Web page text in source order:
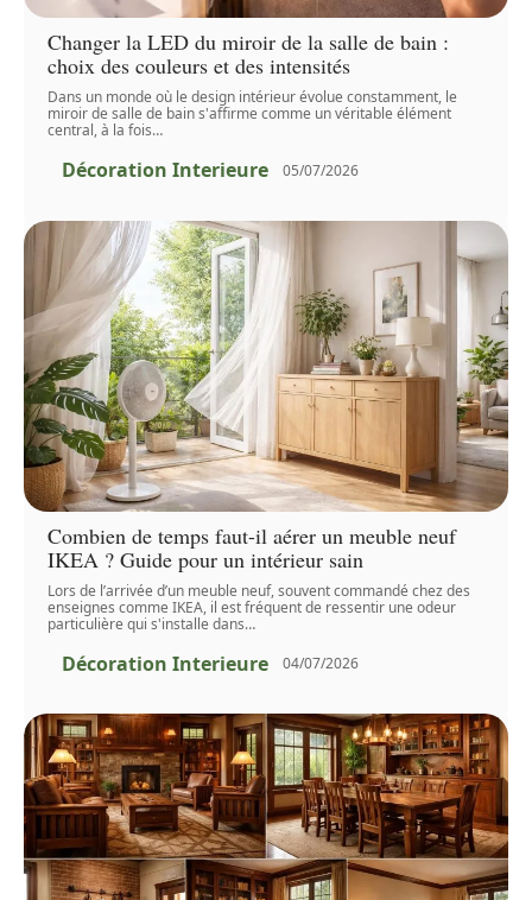
Changer la LED du miroir de la salle de bain :
choix des couleurs et des intensités
Dans un monde où le design intérieur évolue constamment, le
miroir de salle de bain s'affirme comme un véritable élément
central, à la fois…
Décoration Interieure 05/07/2026
Combien de temps faut-il aérer un meuble neuf
IKEA ? Guide pour un intérieur sain
Lors de l’arrivée d’un meuble neuf, souvent commandé chez des
enseignes comme IKEA, il est fréquent de ressentir une odeur
particulière qui s'installe dans…
Décoration Interieure 04/07/2026